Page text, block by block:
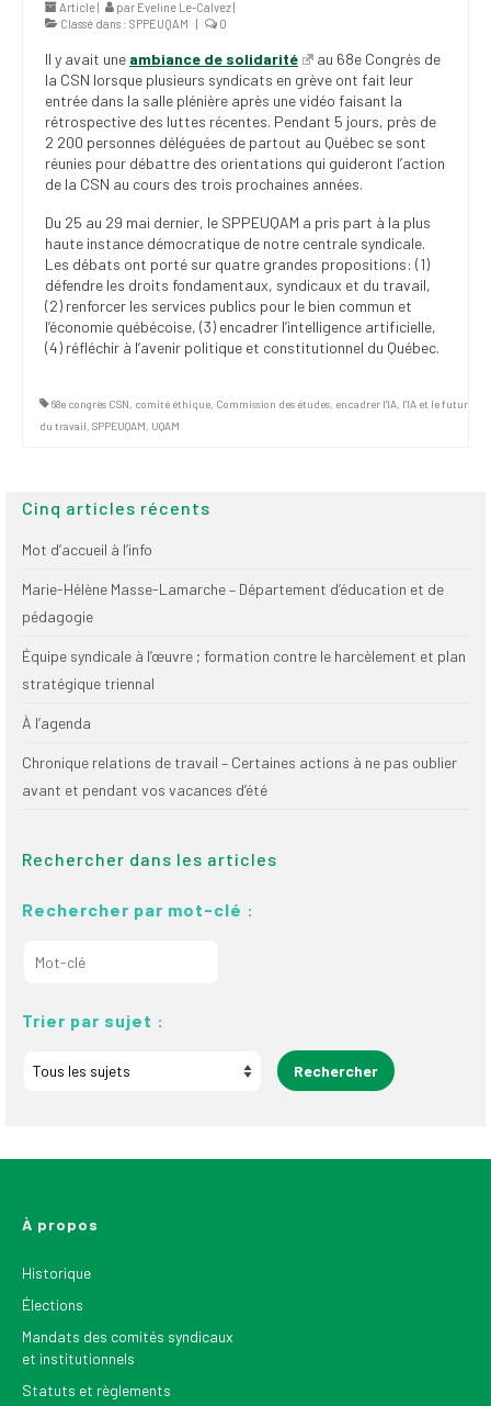
Vignettes
Publications
Nouvelles du
SPPEUQAM
Communiqués
SPPEUQAM@ctualités
et Bilans
Négociation
Article | par Eveline Le-Calvez|
Classé dans : SPPEUQAM | 0
Il y avait uneambiance de solidarité
au 68e Congrès de
la CSN lorsque plusieurs syndicats en grève ont fait leur
entrée dans la salle plénière après une vidéo faisant la
rétrospective des luttes récentes. Pendant 5 jours, près de
2 200 personnes déléguées de partout au Québec se sont
réunies pour débattre des orientations qui guideront l’action
de la CSN au cours des trois prochaines années.
Du 25 au 29 mai dernier, le SPPEUQAM a pris part à la plus
haute instance démocratique de notre centrale syndicale.
Les débats ont porté sur quatre grandes propositions: (1)
défendre les droits fondamentaux, syndicaux et du travail,
(2) renforcer les services publics pour le bien commun et
l’économie québécoise, (3) encadrer l’intelligence artificielle,
(4) réfléchir à l’avenir politique et constitutionnel du Québec.
68e congrès CSN, comité éthique, Commission des études, encadrer l'IA, l'IA et le futur
du travail, SPPEUQAM, UQAM
Cinq articles récents
Mot d’accueil à l’info
Marie-Hélène Masse-Lamarche – Département d’éducation et de
pédagogie
Équipe syndicale à l’œuvre ; formation contre le harcèlement et plan
stratégique triennal
À l’agenda
Chronique relations de travail – Certaines actions à ne pas oublier
avant et pendant vos vacances d’été
Rechercher dans les articles
Rechercher par mot-clé :
Trier par sujet :
À propos
Historique
Élections
Mandats des comités syndicaux
et institutionnels
Statuts et règlements